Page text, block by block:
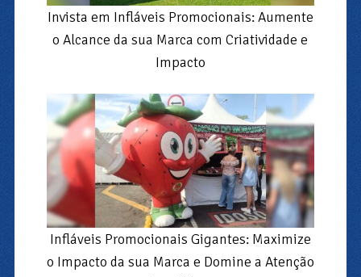
Invista em Infláveis Promocionais: Aumente
o Alcance da sua Marca com Criatividade e
Impacto
Infláveis Promocionais Gigantes: Maximize
o Impacto da sua Marca e Domine a Atenção